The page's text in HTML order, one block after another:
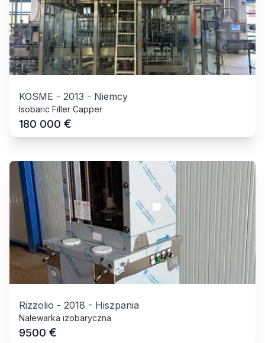
KOSME - 2013 - Niemcy
Isobaric Filler Capper
180 000 €
Rizzolio - 2018 - Hiszpania
Nalewarka izobaryczna
9500 €